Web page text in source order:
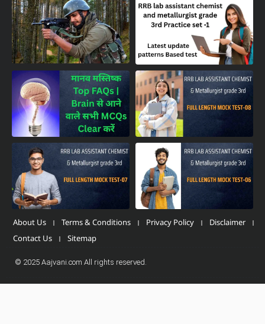
About Us Terms & Conditions Privacy Policy
Disclaimer
Contact Us
Sitemap
© 2025 Aajvani.com All rights reserved.